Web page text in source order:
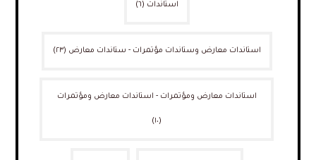
استاندات (٦)
استاندات معارض وستاندات مؤتمرات - ستاندات معارض (٢٣)
استاندات معارض ومؤتمرات - استاندات معارض ومؤتمرات
(١٠)